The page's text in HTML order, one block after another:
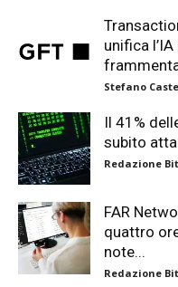
unifica
Stefano
Il 41%
subito
Redazione
FAR
quattro
note...
Redazione